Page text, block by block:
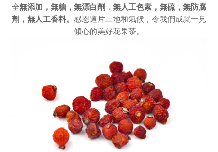
全無添加， 無糖，無漂白劑，無人工色素， 無硫，無防腐
劑，無人工香料。 感恩這片土地和氣候，令我們成就一見
傾心的美好花果茶。